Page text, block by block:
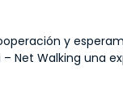
y
Net Walking una